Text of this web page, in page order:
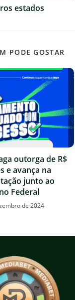
estados
PODE GOSTAR
outorga de R$
e avança na
junto ao
Federal
de 2024